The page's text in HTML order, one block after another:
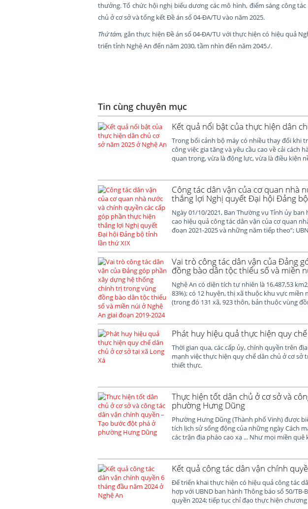
thưởng. Tổ chức hội nghị biểu dương các mô hình, điểm sáng công
chủ ở cơ sở và tổng kết Đề án số 04-ĐA/TU vào năm 2025.
Thứ tám, gắn thực hiện Đề án số 04-ĐA/TU với thực hiện có hiệu quả
triển tỉnh Nghệ An đến năm 2030, tầm nhìn đến năm 2045./.
Tin cùng chuyên mục
Kết quả nổi bật của thực hiện dân
Trong bối cảnh bộ máy có nhiều thay đổi khi
công việc gia tăng và yêu cầu cao về cải cách
quan trọng, vừa là động lực, vừa là điều kiện
Công tác dân vận của cơ quan nhà
thắng lợi Nghị quyết Đại hội Đảng
Ngày 01/10/2021, Ban Thường vụ Tỉnh ủy
cao hiệu quả công tác dân vận của cơ quan
đoạn 2021-2025 và những năm tiếp theo”;
Vai trò công tác dân vận của Đảng
đồng bào dân tộc thiểu số và miền
Nghệ An có diện tích tự nhiên là 16.487,53
83%); có 12 huyện, thị xã thuộc khu vực
(trong đó 131 xã, 923 thôn, bản thuộc vùng
Phát huy hiệu quả thực hiện quy
Thời gian qua, các cấp ủy, chính quyền trên
mạnh việc thực hiện quy chế dân chủ ở cơ
thiết thực.
Thực hiện tốt dân chủ ở cơ sở và
phường Hưng Dũng
Phường Hưng Dũng (Thành phố Vinh) được
tích lịch sử sống động của những ngày Cách
các trận địa pháo cao xạ ... Như mọi miền quê
Kết quả công tác dân vận chính
Để triển khai thực hiện có hiệu quả công tác
hợp với UBND ban hành Thông báo số 50/
quyền 2024; tiếp tục chỉ đạo thực hiện